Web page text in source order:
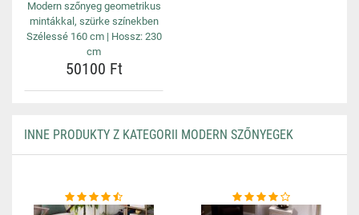
Modern szőnyeg geometrikus
mintákkal, szürke színekben
Szélessé 160 cm | Hossz: 230
cm
50100 Ft
INNE PRODUKTY Z KATEGORII MODERN SZŐNYEGEK